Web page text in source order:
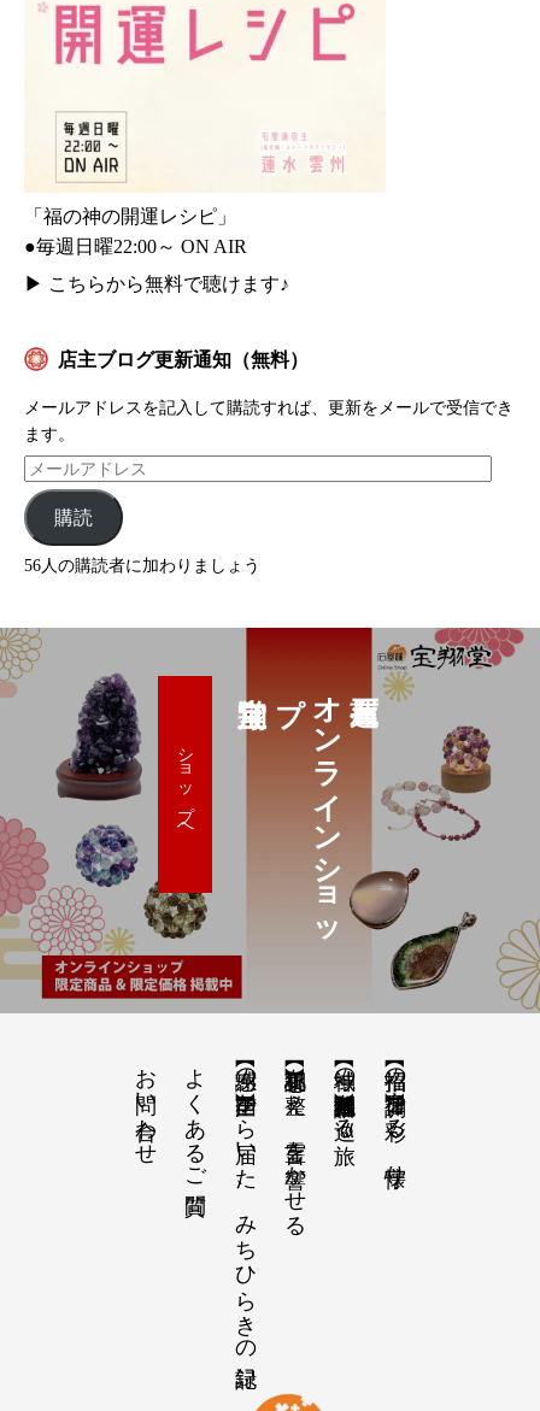
「福の神の開運レシピ」
●毎週日曜22:00～ ON AIR
▶ こちらから無料で聴けます♪
店主ブログ更新通知（無料）
メールアドレスを記入して購読すれば、更新をメールで受信でき
ます。
購読
56人の購読者に加わりましょう
オ
ン
ラ
イ
ン
シ
ョ
ッ
プ
ショップへ
【招福の調律】日々を彩る、懐守り
【神域の系譜】神社仏閣・自然を巡る旅
【祝詞集】心を整え、言霊を響かせる
【感謝の声】全国から届いた、みちひらきの記録
よくあるご質問
お問い合わせ